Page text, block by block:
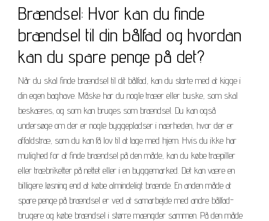
Brændsel: Hvor kan du finde
brændsel til din bålfad og hvordan
kan du spare penge på det?
Når du skal finde brændsel til dit bålfad, kan du starte med at kigge i
din egen baghave. Måske har du nogle træer eller buske, som skal
beskæres, og som kan bruges som brændsel. Du kan også
undersøge om der er nogle byggepladser i nærheden, hvor der er
affaldstræ, som du kan få lov til at tage med hjem. Hvis du ikke har
mulighed for at finde brændsel på den måde, kan du købe træpiller
eller træbriketter på nettet eller i en byggemarked. Det kan være en
billigere løsning end at købe almindeligt brænde. En anden måde at
spare penge på brændsel er ved at samarbejde med andre bålfad-
brugere og købe brændsel i større mængder sammen. På den måde